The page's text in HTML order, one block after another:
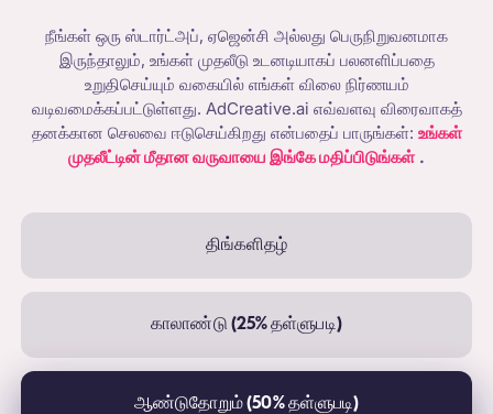
நீங்கள் ஒரு ஸ்டார்ட்அப், ஏஜென்சி அல்லது பெருநிறுவனமாக
இருந்தாலும், உங்கள் முதலீடு உடனடியாகப் பலனளிப்பதை
உறுதிசெய்யும் வகையில் எங்கள் விலை நிர்ணயம்
வடிவமைக்கப்பட்டுள்ளது. AdCreative.ai எவ்வளவு விரைவாகத்
தனக்கான செலவை ஈடுசெய்கிறது என்பதைப் பாருங்கள்: உங்கள்
முதலீட்டின் மீதான வருவாயை இங்கே மதிப்பிடுங்கள் .
திங்களிதழ்
காலாண்டு (25% தள்ளுபடி)
ஆண்டுதோறும் (50% தள்ளுபடி)